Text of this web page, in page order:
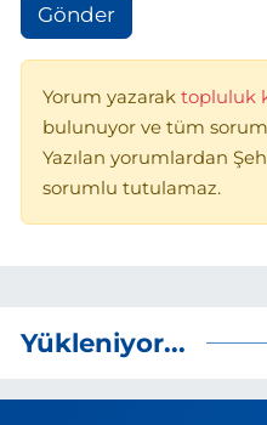
Gönder
Yorum yazarak topluluk
bulunuyor ve tüm
Yazılan yorumlardan
sorumlu tutulamaz.
Yükleniyor...